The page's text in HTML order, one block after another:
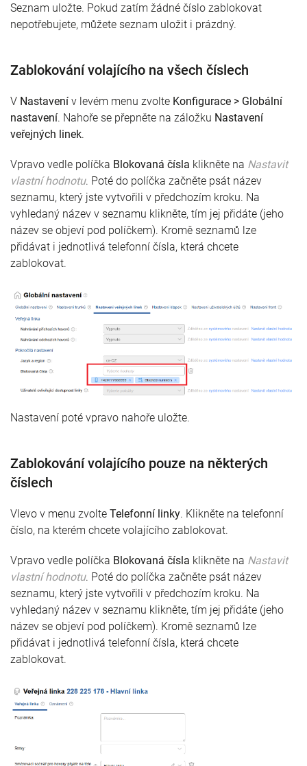
Seznam uložte. Pokud zatím žádné číslo zablokovat
nepotřebujete, můžete seznam uložit i prázdný.
Zablokování volajícího na všech číslech
V Nastavení v levém menu zvolte Konfigurace > Globální
nastavení. Nahoře se přepněte na záložku Nastavení
veřejných linek.
Vpravo vedle políčka Blokovaná čísla klikněte na Nastavit
vlastní hodnotu. Poté do políčka začněte psát název
seznamu, který jste vytvořili v předchozím kroku. Na
vyhledaný název v seznamu klikněte, tím jej přidáte (jeho
název se objeví pod políčkem). Kromě seznamů lze
přidávat i jednotlivá telefonní čísla, která chcete
zablokovat.
Nastavení poté vpravo nahoře uložte.
Zablokování volajícího pouze na některých
číslech
Vlevo v menu zvolte Telefonní linky. Klikněte na telefonní
číslo, na kterém chcete volajícího zablokovat.
Vpravo vedle políčka Blokovaná čísla klikněte na Nastavit
vlastní hodnotu. Poté do políčka začněte psát název
seznamu, který jste vytvořili v předchozím kroku. Na
vyhledaný název v seznamu klikněte, tím jej přidáte (jeho
název se objeví pod políčkem). Kromě seznamů lze
přidávat i jednotlivá telefonní čísla, která chcete
zablokovat.